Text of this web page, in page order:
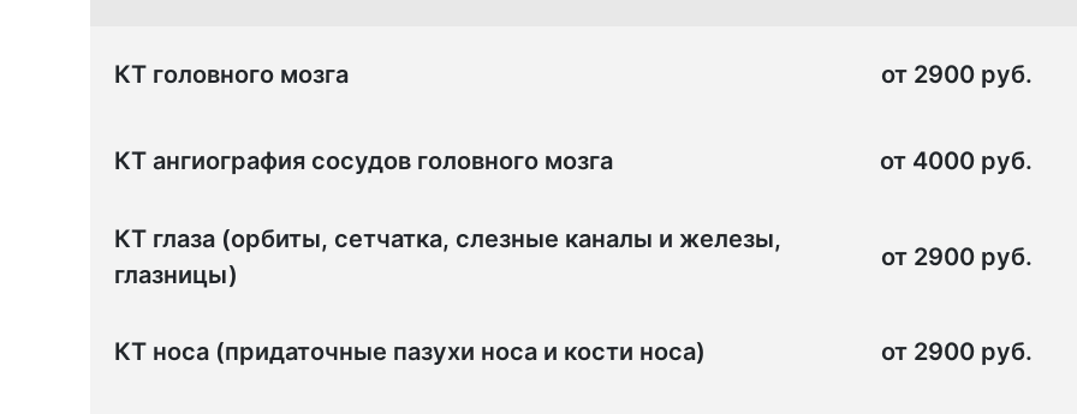
КТ головного мозга от 2900 руб.
КТ ангиография сосудов головного мозга от 4000 руб.
КТ глаза (орбиты, сетчатка, слезные каналы и железы,
глазницы)
от 2900 руб.
КТ носа (придаточные пазухи носа и кости носа) от 2900 руб.